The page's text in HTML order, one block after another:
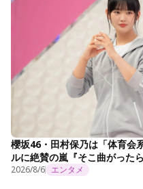
櫻坂46・田村保乃は「体育会
ルに絶賛の嵐『そこ曲がった
2026/8/6 エンタメ